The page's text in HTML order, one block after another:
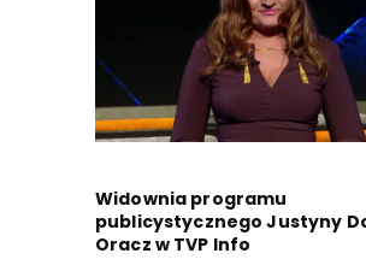
Widownia programu
publicystycznego Justyny
Oracz w TVP Info